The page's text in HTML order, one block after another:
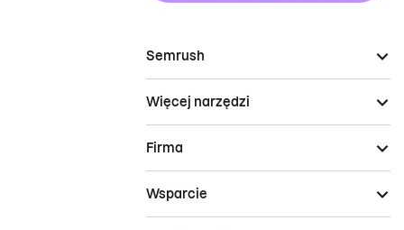
Semrush
Więcej narzędzi
Firma
Wsparcie